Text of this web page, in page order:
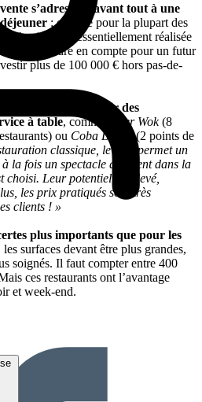
s’adressent avant tout à une
: comme pour la plupart des
l’activité est essentiellement réalisée
à prendre en compte pour un futur
plus de 100 000 € hors pas-de-
croit plus en l’avenir des
à table, comme Tiger Wok(8
ou Coba Lodge(2 points de
classique, le wok permet un
la fois un spectacle au client dans la
choisi. Leur potentiel est élevé,
les prix pratiqués sont très
clients ! »
plus importants que pour les
les surfaces devant être plus grandes,
soignés. Il faut compter entre 400
ces restaurants ont l’avantage
et week-end.